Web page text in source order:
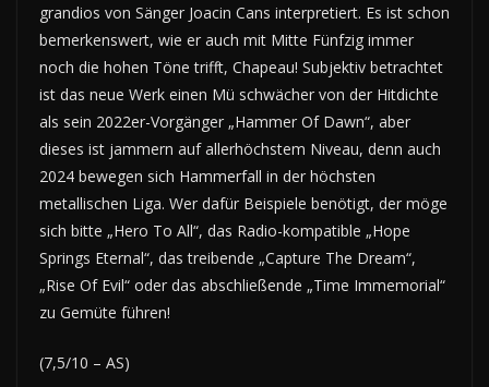
grandios von Sänger Joacin Cans interpretiert. Es ist schon
bemerkenswert, wie er auch mit Mitte Fünfzig immer
noch die hohen Töne trifft, Chapeau! Subjektiv betrachtet
ist das neue Werk einen Mü schwächer von der Hitdichte
als sein 2022er-Vorgänger „Hammer Of Dawn“, aber
dieses ist jammern auf allerhöchstem Niveau, denn auch
2024 bewegen sich Hammerfall in der höchsten
metallischen Liga. Wer dafür Beispiele benötigt, der möge
sich bitte „Hero To All“, das Radio-kompatible „Hope
Springs Eternal“, das treibende „Capture The Dream“,
„Rise Of Evil“ oder das abschließende „Time Immemorial“
zu Gemüte führen!
(7,5/10 – AS)